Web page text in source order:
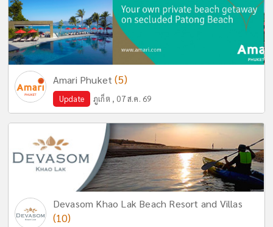
Amari Phuket(5)
Update ภูเก็ต , 07 ส.ค. 69
Devasom Khao Lak Beach Resort and Villas
(10)